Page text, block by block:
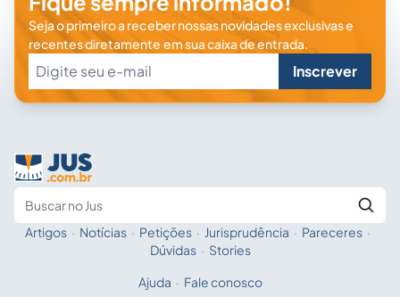
Seja o primeiro a receber nossas novidades exclusivas e
recentes diretamente em sua caixa de entrada.
Inscrever
Fale com a IA
Artigos · Notícias · Petições · Jurisprudência · Pareceres ·
Dúvidas · Stories
Ajuda · Fale conosco